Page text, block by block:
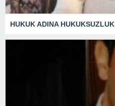
HUKUK ADINA HUKUKSUZLUK